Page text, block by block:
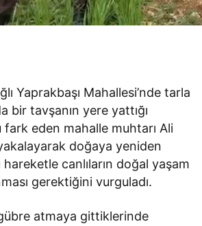
Yaprakbaşı Mahallesi’nde tarla
bir tavşanın yere yattığı
eden mahalle muhtarı Ali
doğaya yeniden
hareketle canlıların doğal yaşam
gerektiğini vurguladı.
atmaya gittiklerinde